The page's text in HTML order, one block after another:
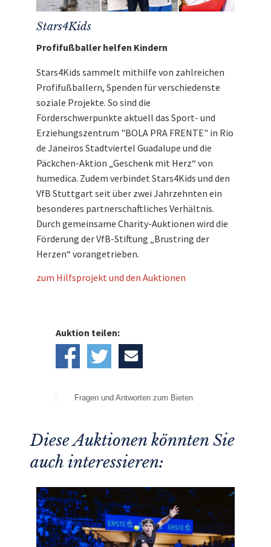
Stars4Kids
Profifußballer helfen Kindern
Stars4Kids sammelt mithilfe von zahlreichen
Profifußballern, Spenden für verschiedenste
soziale Projekte. So sind die
Förderschwerpunkte aktuell das Sport- und
Erziehungszentrum "BOLA PRA FRENTE" in Rio
de Janeiros Stadtviertel Guadalupe und die
Päckchen-Aktion „Geschenk mit Herz“ von
humedica. Zudem verbindet Stars4Kids und den
VfB Stuttgart seit über zwei Jahrzehnten ein
besonderes partnerschaftliches Verhältnis.
Durch gemeinsame Charity-Auktionen wird die
Förderung der VfB-Stiftung „Brustring der
Herzen“ vorangetrieben.
zum Hilfsprojekt und den Auktionen
Auktion teilen:
Fragen und Antworten zum Bieten
Diese Auktionen könnten Sie
auch interessieren: